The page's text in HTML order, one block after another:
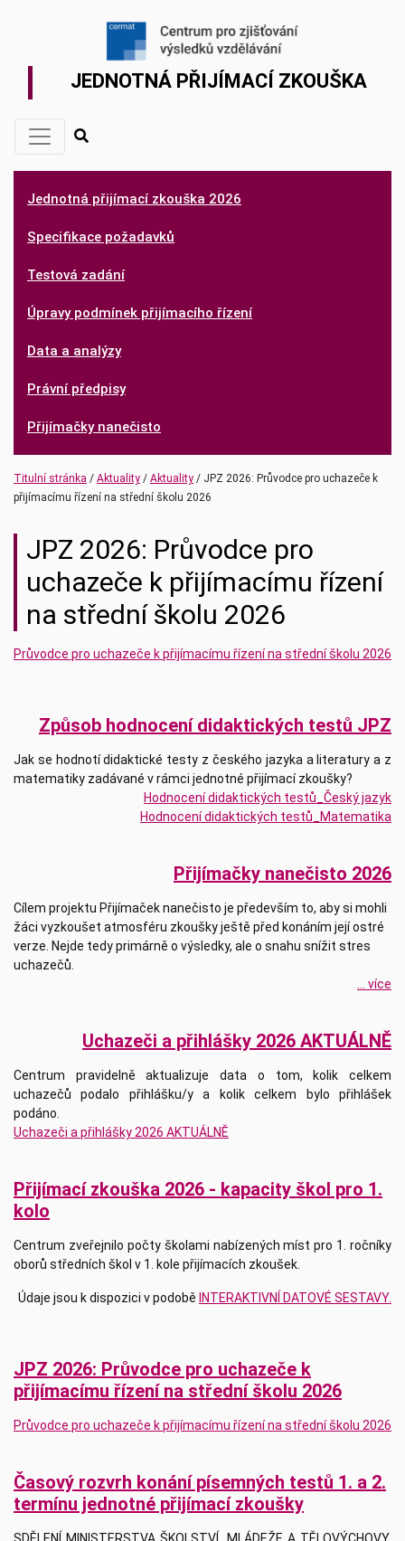
JEDNOTNÁ PŘIJÍMACÍ ZKOUŠKA
Jednotná přijímací zkouška 2026
Specifikace požadavků
Testová zadání
Úpravy podmínek přijímacího řízení
Data a analýzy
Právní předpisy
Přijímačky nanečisto
Titulní stránka Aktuality(current)
Aktuality(current)
JPZ 2026: Průvodce pro uchazeče k
přijímacímu řízení na střední školu 2026
JPZ 2026: Průvodce pro
uchazeče k přijímacímu řízení
na střední školu 2026
Průvodce pro uchazeče k přijímacímu řízení na střední školu 2026
Způsob hodnocení didaktických testů JPZ
Jak se hodnotí didaktické testy z českého jazyka a literatury a z
matematiky zadávané v rámci jednotné přijímací zkoušky?
Hodnocení didaktických testů_Český jazyk
Hodnocení didaktických testů_Matematika
Přijímačky nanečisto 2026
Cílem projektu Přijímaček nanečisto je především to, aby si mohli
žáci vyzkoušet atmosféru zkoušky ještě před konáním její ostré
verze. Nejde tedy primárně o výsledky, ale o snahu snížit stres
uchazečů.
... více
Uchazeči a přihlášky 2026 AKTUÁLNĚ
Centrum pravidelně aktualizuje data o tom, kolik celkem
uchazečů podalo přihlášku/y a kolik celkem bylo přihlášek
podáno.
Uchazeči a přihlášky 2026 AKTUÁLNĚ
Přijímací zkouška 2026 - kapacity škol pro 1.
kolo
Centrum zveřejnilo počty školami nabízených míst pro 1. ročníky
oborů středních škol v 1. kole přijímacích zkoušek.
Údaje jsou k dispozici v podobě INTERAKTIVNÍ DATOVÉ SESTAVY.
JPZ 2026: Průvodce pro uchazeče k
přijímacímu řízení na střední školu 2026
Průvodce pro uchazeče k přijímacímu řízení na střední školu 2026
Časový rozvrh konání písemných testů 1. a 2.
termínu jednotné přijímací zkoušky
SDĚLENÍ MINISTERSTVA ŠKOLSTVÍ, MLÁDEŽE A TĚLOVÝCHOVY,